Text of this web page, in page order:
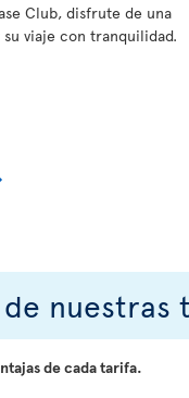
Club, disfrute de una
viaje con tranquilidad.
nuestras
de cada tarifa.